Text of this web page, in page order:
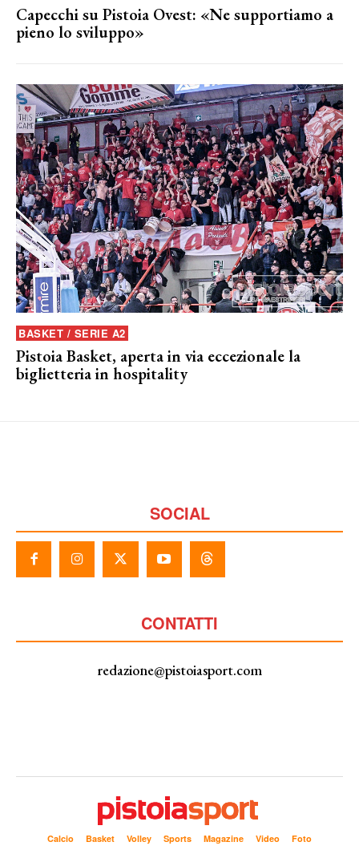
Capecchi su Pistoia Ovest: «Ne supportiamo a
pieno lo sviluppo»
BASKET / SERIE A2
Pistoia Basket, aperta in via eccezionale la
biglietteria in hospitality
SOCIAL
CONTATTI
redazione@pistoiasport.com
Calcio Basket Volley Sports Magazine Video Foto